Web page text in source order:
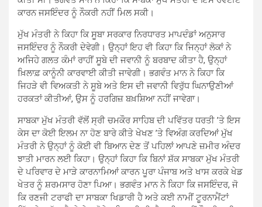
ਕਾਰਨ ਜਸਇੰਦਰ ਨੂੰ ਨੌਕਰੀ ਨਹੀਂ ਮਿਲ ਸਕੀ।
ਮੁੱਖ ਮੰਤਰੀ ਨੇ ਕਿਹਾ ਕਿ ਸੂਬਾ ਸਰਕਾਰ ਨਿਰਧਾਰਤ ਮਾਪਦੰਡਾਂ ਅਨੁਸਾਰ
ਜਸਇੰਦਰ ਨੂੰ ਨੌਕਰੀ ਦੇਵੇਗੀ। ਉਨ੍ਹਾਂ ਇਹ ਵੀ ਕਿਹਾ ਕਿ ਜਿਨ੍ਹਾਂ ਲੋਕਾਂ ਨੇ
ਅਜਿਹੇ ਗਲਤ ਕੰਮਾਂ ਰਾਹੀਂ ਸੂਬੇ ਦੀ ਜਵਾਨੀ ਨੂੰ ਬਰਬਾਦ ਕੀਤਾ ਹੈ, ਉਨ੍ਹਾਂ
ਖ਼ਿਲਾਫ਼ ਕਾਨੂੰਨੀ ਕਾਰਵਾਈ ਕੀਤੀ ਜਾਵੇਗੀ। ਭਗਵੰਤ ਮਾਨ ਨੇ ਕਿਹਾ ਕਿ
ਜਿਹੜੇ ਵੀ ਵਿਅਕਤੀ ਨੇ ਸੂਬੇ ਅਤੇ ਇਸ ਦੀ ਜਵਾਨੀ ਵਿਰੁੱਧ ਘਿਨਾਉਣੀਆਂ
ਹਰਕਤਾਂ ਕੀਤੀਆਂ, ਉਸ ਨੂੰ ਹਰਗਿਜ਼ ਬਖ਼ਸ਼ਿਆ ਨਹੀਂ ਜਾਵੇਗਾ।
ਸਾਬਕਾ ਮੁੱਖ ਮੰਤਰੀ ਵੱਲੋਂ ਸ੍ਰੀ ਚਮਕੌਰ ਸਾਹਿਬ ਦੀ ਪਵਿੱਤਰ ਧਰਤੀ ’ਤੇ ਇਸ
ਕੇਸ ਦਾ ਕੋਈ ਇਲਮ ਨਾ ਹੋਣ ਬਾਰੇ ਕੀਤੇ ਖੇਖਣ ’ਤੇ ਵਿਅੰਗ ਕਰਦਿਆਂ ਮੁੱਖ
ਮੰਤਰੀ ਨੇ ਉਨ੍ਹਾਂ ਨੂੰ ਕੋਈ ਵੀ ਬਿਆਨ ਦੇਣ ਤੋਂ ਪਹਿਲਾਂ ਆਪਣੇ ਜ਼ਮੀਰ ਅੰਦਰ
ਝਾਤੀ ਮਾਰਨ ਲਈ ਕਿਹਾ। ਉਨ੍ਹਾਂ ਕਿਹਾ ਕਿ ਬਿਨਾਂ ਸ਼ੱਕ ਸਾਬਕਾ ਮੁੱਖ ਮੰਤਰੀ
ਦੇ ਪਰਿਵਾਰ ਦੇ ਮਾੜੇ ਕਾਰਨਾਮਿਆਂ ਕਾਰਨ ਪੂਰਾ ਪੰਜਾਬ ਅਤੇ ਖਾਸ ਕਰਕੇ ਖੇਡ
ਖੇਤਰ ਨੂੰ ਸ਼ਰਮਸਾਰ ਹੋਣਾ ਪਿਆ। ਭਗਵੰਤ ਮਾਨ ਨੇ ਕਿਹਾ ਕਿ ਜਸਇੰਦਰ, ਜੋ
ਕਿ ਰਣਜੀ ਟਰਾਫੀ ਦਾ ਸਾਬਕਾ ਖਿਡਾਰੀ ਹੈ ਅਤੇ ਕਈ ਨਾਮੀਂ ਟੂਰਨਾਮੈਂਟਾਂ